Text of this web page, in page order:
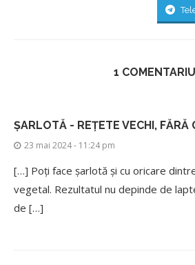
1 COMENTARIU
ȘARLOTĂ - REȚETE VECHI, FĂRĂ
23 mai 2024 - 11:24 pm
[…] Poți face șarlotă și cu oricare
vegetal. Rezultatul nu depinde de
de […]